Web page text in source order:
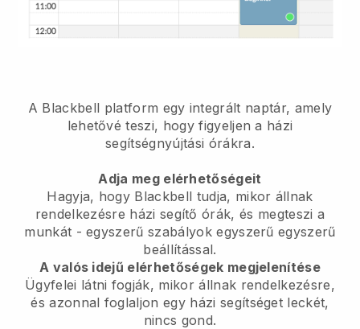
A Blackbell platform egy integrált naptár, amely
lehetővé teszi, hogy figyeljen a házi
segítségnyújtási órákra.
Adja meg elérhetőségeit
Hagyja, hogy Blackbell tudja, mikor állnak
rendelkezésre házi segítő órák, és megteszi a
munkát - egyszerű szabályok egyszerű egyszerű
beállítással.
A valós idejű elérhetőségek megjelenítése
Ügyfelei látni fogják, mikor állnak rendelkezésre,
és azonnal foglaljon egy házi segítséget leckét,
nincs gond.